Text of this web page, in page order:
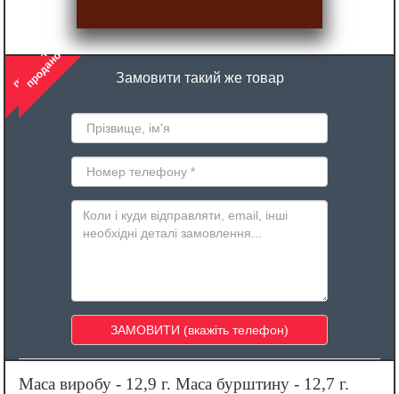
продано
продано Замовити такий же товар
Маса виробу - 12,9 г. Маса бурштину - 12,7 г.